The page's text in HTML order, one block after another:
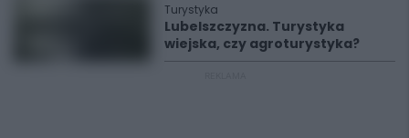
Turystyka
Lubelszczyzna. Turystyka
wiejska, czy agroturystyka?